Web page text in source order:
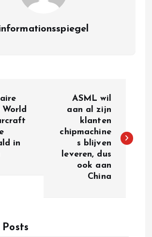
World
in
ASML wil
aan al zijn
klanten
chipmachine
s blijven
leveren, dus
ook aan
China